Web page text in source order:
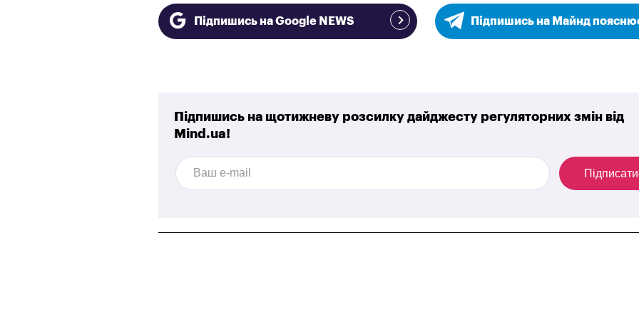
Підпишись на Google NEWS Підпишись на Майнд
Підпишись на щотижневу розсилку дайджесту регуляторних змін від
Mind.ua!